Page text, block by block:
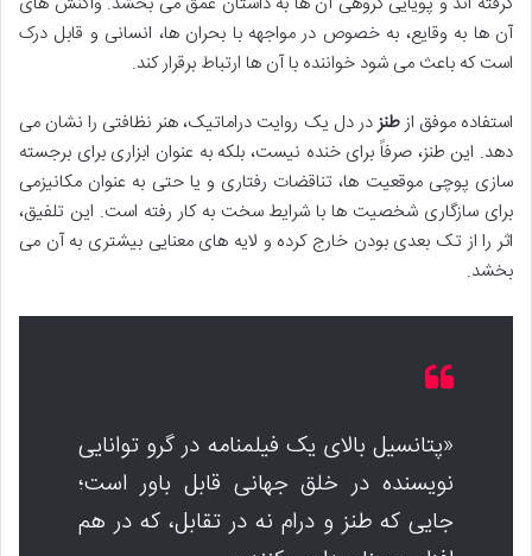
آن ها به وقایع، به خصوص در مواجهه با بحران ها، انسانی و قابل درک
است که باعث می شود خواننده با آن ها ارتباط برقرار کند.
استفاده موفق ازطنزدر دل یک روایت دراماتیک، هنر نظافتی را نشان می
دهد. این طنز، صرفاً برای خنده نیست، بلکه به عنوان ابزاری برای برجسته
سازی پوچی موقعیت ها، تناقضات رفتاری و یا حتی به عنوان مکانیزمی
برای سازگاری شخصیت ها با شرایط سخت به کار رفته است. این تلفیق،
اثر را از تک بعدی بودن خارج کرده و لایه های معنایی بیشتری به آن می
بخشد.
«پتانسیل بالای یک فیلمنامه در گرو توانایی
نویسنده در خلق جهانی قابل باور است؛
جایی که طنز و درام نه در تقابل، که در هم